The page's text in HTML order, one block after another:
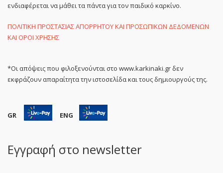
ενδιαφέρεται να μάθει τα πάντα για τον παιδικό καρκίνο.
ΠΟΛΙΤΙΚΗ ΠΡΟΣΤΑΣΙΑΣ ΑΠΟΡΡΗΤΟΥ ΚΑΙ ΠΡΟΣΩΠΙΚΩΝ ΔΕΔΟΜΕΝΩΝ
ΚΑΙ ΟΡΟΙ ΧΡΗΣΗΣ
*Οι απόψεις που φιλοξενούνται στο www.karkinaki.gr δεν
εκφράζουν απαραίτητα την ιστοσελίδα και τους δημιουργούς της.
GR ENG
Εγγραφή στο newsletter